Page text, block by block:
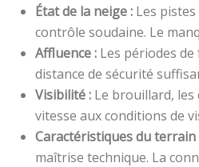
État de la neige : Les
contrôle soudaine. Le
Affluence : Les périodes
distance de sécurité
Visibilité : Le brouillard,
vitesse aux conditions de
Caractéristiques du terrain
maîtrise technique. La